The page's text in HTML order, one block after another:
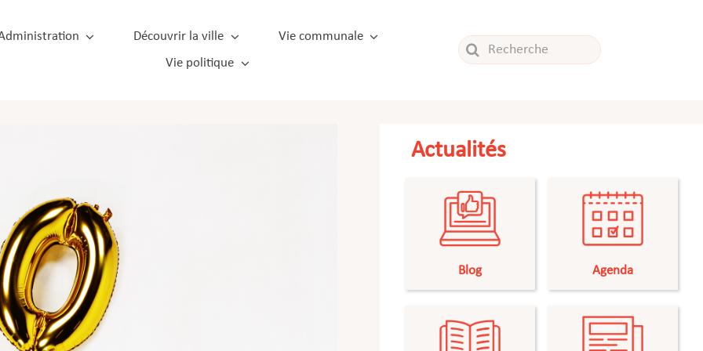
Découvrir la ville
Vie communale
Vie politique
Rechercher:
Actualités
Blog Agenda